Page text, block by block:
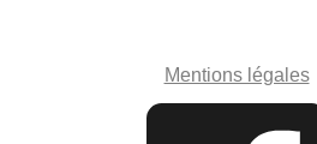
Mentions légales